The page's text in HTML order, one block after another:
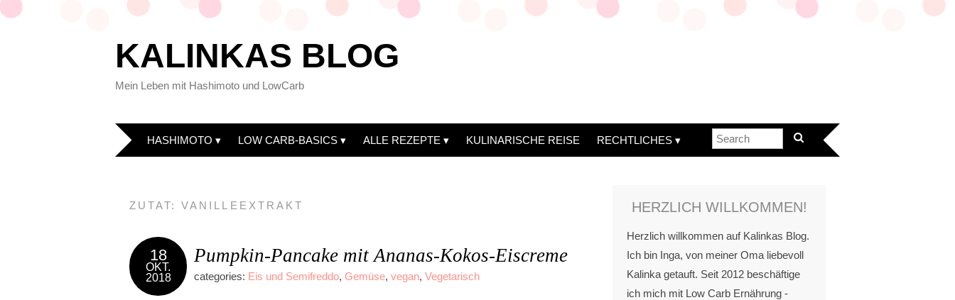
KALINKAS BLOG
Mein Leben mit Hashimoto und LowCarb
HASHIMOTO LOW CARB-BASICS ALLE REZEPTE KULINARISCHE REISE RECHTLICHES
ZUTAT:VANILLEEXTRAKT
18
OKT.
2018
Pumpkin-Pancake mit Ananas-Kokos-Eiscreme
categories: Eis und Semifreddo, Gemüse, vegan, Vegetarisch
HERZLICH WILLKOMMEN!
Herzlich willkommen auf Kalinkas Blog.
Ich bin Inga, von meiner Oma liebevoll
Kalinka getauft. Seit 2012 beschäftige
ich mich mit Low Carb Ernährung -